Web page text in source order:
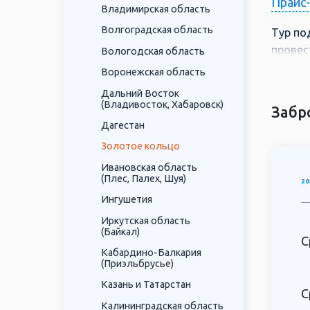
Владимирская область
Волгоградская область
Вологодская область
Воронежская область
Дальний Восток
(Владивосток, Хабаровск)
Дагестан
Золотое кольцо
Ивановская область
(Плес, Палех, Шуя)
Ингушетия
Иркутская область
(Байкал)
Кабардино-Балкария
(Приэльбрусье)
Казань и Татарстан
Калининградская область
Тур